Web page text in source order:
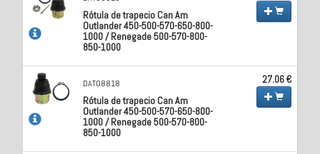
Rótula de trapecio Can Am
Outlander 450-500-570-650-800-
1000 / Renegade 500-570-800-
850-1000
DAT08818
Rótula de trapecio Can Am
Outlander 450-500-570-650-800-
1000 / Renegade 500-570-800-
850-1000
27.06 €